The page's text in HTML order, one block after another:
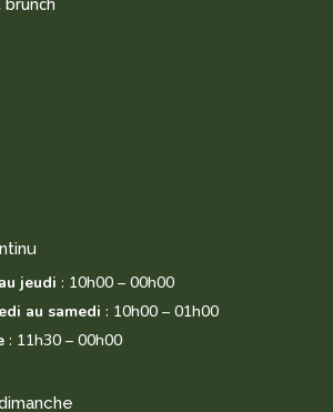
jeudi : 10h00 – 00h00
au samedi : 10h00 – 01h00
: 11h30 – 00h00